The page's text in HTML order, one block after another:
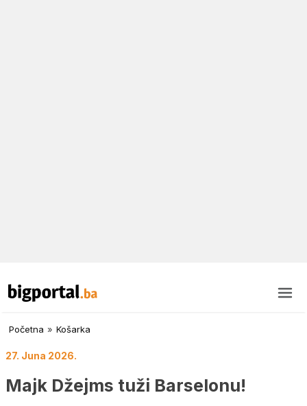
Početna » Košarka
27. Juna 2026.
Majk Džejms tuži Barselonu!